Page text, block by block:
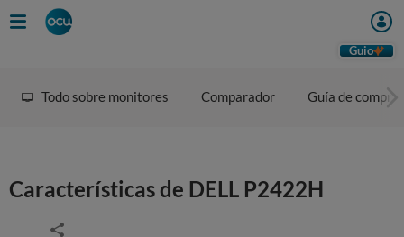
Guio
Todo sobre monitores Comparador Guía de compra
Características de DELL P2422H